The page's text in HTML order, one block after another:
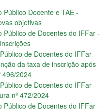
Público Docente e TAE -
objetivas
Público de Docentes do IFFar -
de Docentes do IFFar -
da taxa de inscrição após
496/2024
de Docentes do IFFar -
nº 472/2024
Público de Docentes do IFFar -